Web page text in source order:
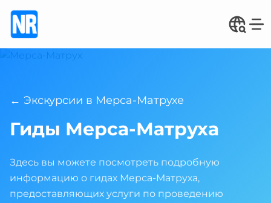
← Экскурсии в Мерса-Матрухе
Гиды Мерса-Матруха
Здесь вы можете посмотреть подробную
информацию о гидах Мерса-Матруха,
предоставляющих услуги по проведению